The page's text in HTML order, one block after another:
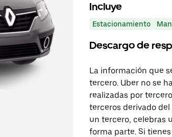
Incluye
Estacionamiento
Descargo de
La información que
tercero. Uber no se
realizadas por
terceros derivado
un tercero, celebras
forma parte. Si